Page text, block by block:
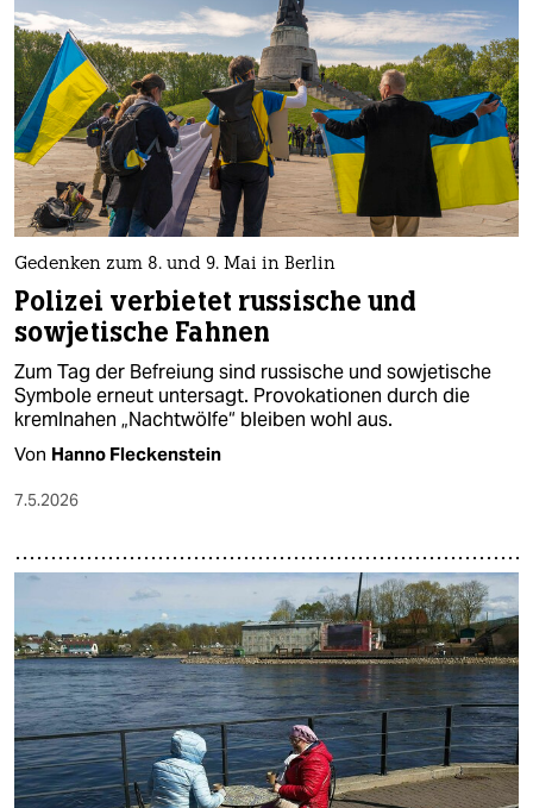
Gedenken zum 8. und 9. Mai in Berlin
Polizei verbietet russische und
sowjetische Fahnen
Zum Tag der Befreiung sind russische und sowjetische
Symbole erneut untersagt. Provokationen durch die
kremlnahen „Nachtwölfe“ bleiben wohl aus.
Von Hanno Fleckenstein
7.5.2026